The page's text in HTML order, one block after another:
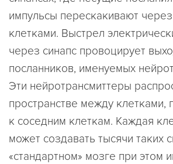
импульсы перескакивают
клетками. Выстрел
через синапс провоцирует
посланников, именуемых
Эти нейротрансмиттеры
пространстве между клетками,
к соседним клеткам. Каждая
может создавать тысячи таких
«стандартном» мозге при этом